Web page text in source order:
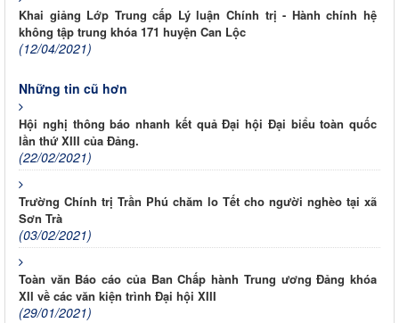
Khai giảng Lớp Trung cấp Lý luận Chính trị - Hành chính hệ
không tập trung khóa 171 huyện Can Lộc
(12/04/2021)
Những tin cũ hơn
Hội nghị thông báo nhanh kết quả Đại hội Đại biểu toàn quốc
lần thứ XIII của Đảng.
(22/02/2021)
Trường Chính trị Trần Phú chăm lo Tết cho người nghèo tại xã
Sơn Trà
(03/02/2021)
Toàn văn Báo cáo của Ban Chấp hành Trung ương Đảng khóa
XII về các văn kiện trình Đại hội XIII
(29/01/2021)